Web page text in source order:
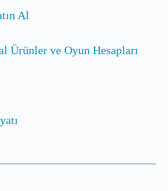
Al
Ürünler ve Oyun Hesapları